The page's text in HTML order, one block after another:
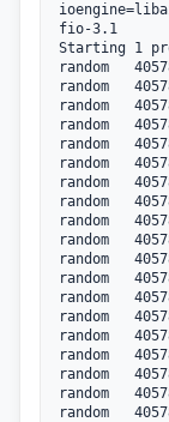
fio-3.1
Starting 1
random
random
random
random
random
random
random
random
random
random
random
random
random
random
random
random
random
random
random